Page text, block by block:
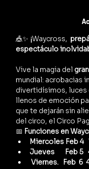
🎪✨ ¡Waycross,
espectáculo
Vive la magia del
mundial: acrobacias
divertidísimos, luces
llenos de emoción
que te dejarán sin
del circo, el Circo
📅 Funciones en
Miercoles Feb 4
Jueves       Feb 5
Viernes.   Feb  6